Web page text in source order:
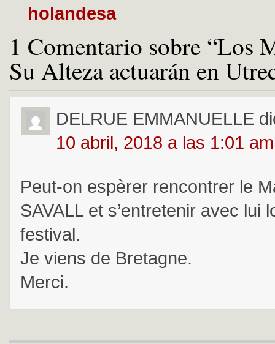
holandesa
1 Comentario sobre “Los
Su Alteza actuarán en
DELRUE EMMANUELLE
10 abril, 2018 a las 1:01 am
Peut-on espèrer rencontrer le
SAVALL et s’entretenir avec lui
festival.
Je viens de Bretagne.
Merci.